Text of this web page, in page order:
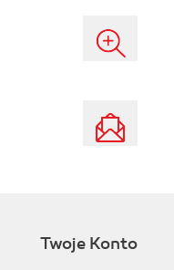
Twoje Konto